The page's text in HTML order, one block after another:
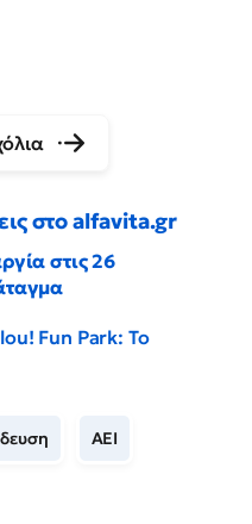
στο alfavita.gr
στις 26
Fun Park: Το
ΑΕΙ